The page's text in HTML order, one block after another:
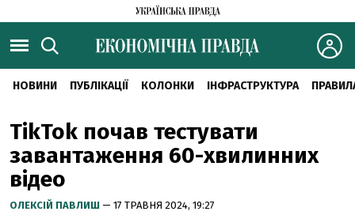
НОВИНИ ПУБЛІКАЦІЇ КОЛОНКИ ІНФРАСТРУКТУРА
TikTok почав тестувати
завантаження 60-хвилинних
відео
ОЛЕКСІЙ ПАВЛИШ — 17 ТРАВНЯ 2024, 19:27